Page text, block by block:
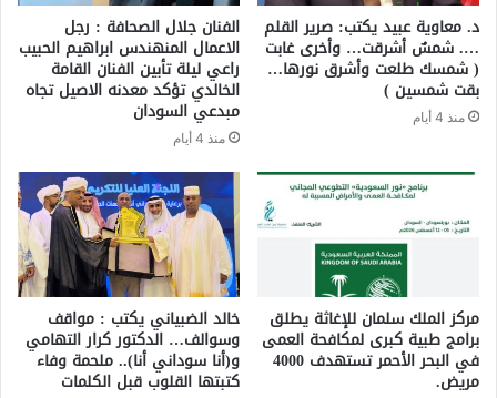
د. معاوية عبيد يكتب: صرير القلم
…. شمسٌ أشرقت… وأخرى غابت
( شمسك طلعت وأشرق نورها…
بقت شمسين )
منذ 4 أيام
الفنان جلال الصحافة : رجل
الاعمال المنهندس ابراهيم الحبيب
راعي ليلة تأبين الفنان القامة
الخالدي تؤكد معدنه الاصيل تجاه
مبدعي السودان
منذ 4 أيام
مركز الملك سلمان للإغاثة يطلق
برامج طبية كبرى لمكافحة العمى
في البحر الأحمر تستهدف 4000
مريض.
خالد الضبياني يكتب : مواقف
وسوالف… الدكتور كرار التهامي
و(أنا سوداني أنا).. ملحمة وفاء
كتبتها القلوب قبل الكلمات